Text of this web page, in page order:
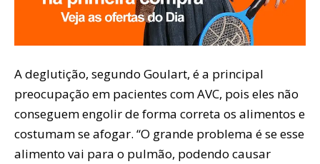
A deglutição, segundo Goulart, é a principal
preocupação em pacientes com AVC, pois eles não
conseguem engolir de forma correta os alimentos e
costumam se afogar. “O grande problema é se esse
alimento vai para o pulmão, podendo causar